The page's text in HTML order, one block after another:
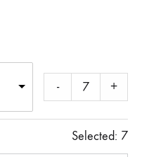
- +
Selected: 7